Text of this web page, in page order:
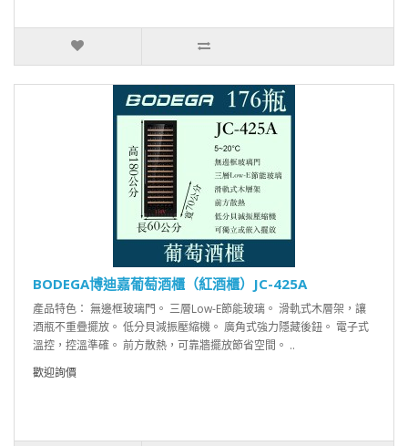
BODEGA博迪嘉葡萄酒櫃（紅酒櫃）JC-425A
產品特色： 無邊框玻璃門。 三層Low-E節能玻璃。 滑軌式木層架，讓
酒瓶不重疊擺放。 低分貝減振壓縮機。 廣角式強力隱藏後鈕。 電子式
溫控，控溫準確。 前方散熱，可靠牆擺放節省空間。 ..
歡迎詢價